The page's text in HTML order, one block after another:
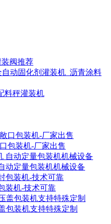
阀推荐
动固化剂灌装机_沥青涂料
料秤灌装机
包装机-厂家出售
动定量包装机机械设备
装机-技术可靠
包装机支持特殊定制